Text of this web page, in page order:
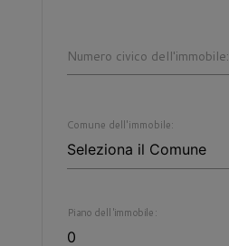
Numero civico dell'immobile:
Comune dell'immobile:
Piano dell'immobile: